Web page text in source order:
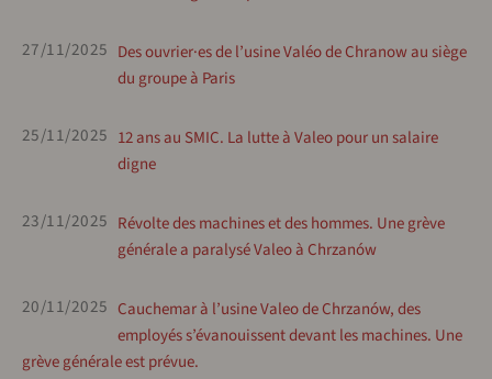
27/11/2025 Des ouvrier·es de l’usine Valéo de Chranow au siège
du groupe à Paris
25/11/2025 12 ans au SMIC. La lutte à Valeo pour un salaire
digne
23/11/2025 Révolte des machines et des hommes. Une grève
générale a paralysé Valeo à Chrzanów
20/11/2025 Cauchemar à l’usine Valeo de Chrzanów, des
employés s’évanouissent devant les machines. Une
grève générale est prévue.